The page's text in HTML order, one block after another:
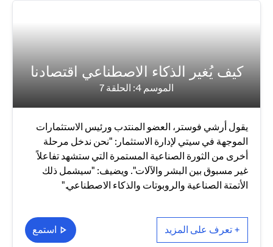
كيف يُغير الذكاء الاصطناعي اقتصادنا
الموسم 4: الحلقة 7
يقول أرشي فوستر، العضو المنتدب ورئيس الاستثمارات
الموجهة في سيتي لإدارة الاستثمار: "نحن ندخل مرحلة
أخرى من الثورة الصناعية المستمرة التي ستشهد تفاعلاً
غير مسبوق بين البشر والآلات". ويضيف: "سيشمل ذلك
الأتمتة الصناعية والروبوتات والذكاء الاصطناعي."
+ تعرف على المزيد استمع